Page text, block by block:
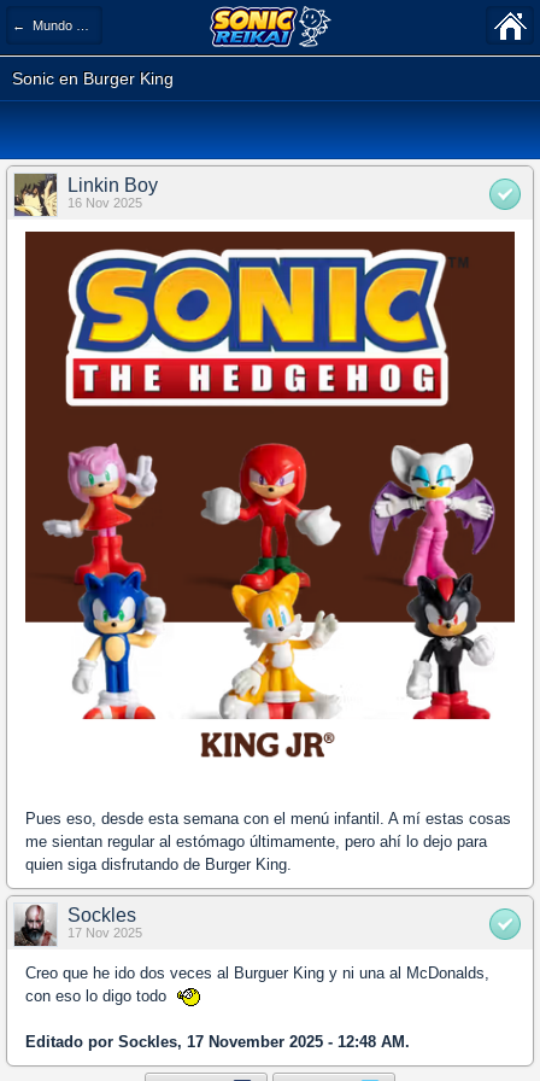
← Mundo Sonic
Sonic en Burger King
Linkin Boy
16 Nov 2025
Pues eso, desde esta semana con el menú infantil. A mí estas cosas
me sientan regular al estómago últimamente, pero ahí lo dejo para
quien siga disfrutando de Burger King.
Sockles
17 Nov 2025
Creo que he ido dos veces al Burguer King y ni una al McDonalds,
con eso lo digo todo
Editado por Sockles, 17 November 2025 - 12:48 AM.